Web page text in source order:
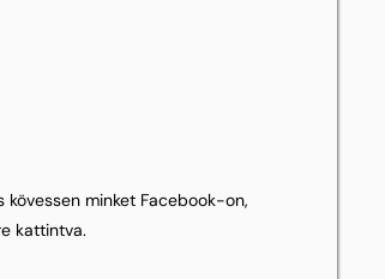
kövessen minket Facebook-on,
kattintva.